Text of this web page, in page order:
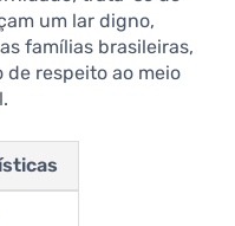
um lar digno,
famílias brasileiras,
respeito ao meio